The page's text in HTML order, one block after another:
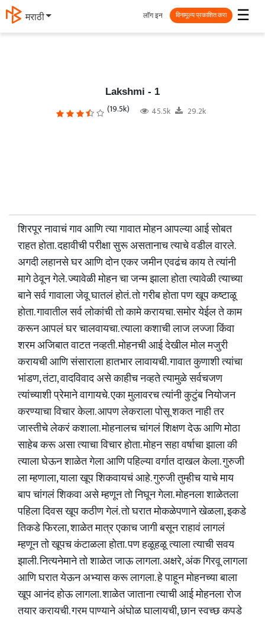
मराठी ☰
लॉग इन विनामूल्य प्रकाशित करा
Lakshmi - 1
(19.5k) 45.5k 29.2k
शिरपूर नावाचं गाव आणि त्या गावात मोहन आपल्या आई सोबत
राहत होता. दहावीची परीक्षा सुरू असतानाच त्याचे वडील वारले.
अगदी लहानसे घर आणि दोन एकर जमीन एवढंच काय ते त्यांनी
मागे ठेवून गेले. ज्यावेळी मोहन चा जन्म झाला होता त्यावेळी त्याच्या
बाने सर्व गावाला जेवू घातलं होतं. तो गरीब होता पण खूप कष्टाळू
होता. गावातील सर्व लोकांची तो कामे करायचा. समोर येईल ते काम
करून आपलं घर चालवायचा. त्याला कशाची लाज लज्जा किंवा
शरम अजिबात वाटत नव्हती. मोहनची आई देखील मोल मजुरी
करायची आणि संसाराला हातभार लावायची. गावात कुणाशी त्यांचा
भांडण, तंटा, वादविवाद असे काहीच नव्हते त्यामुळे सर्वचजण
त्यांच्याशी प्रेमाने वागायचे. एका मुलावरच त्यांनी कुटुंब नियोजन
करण्याचा विचार केला. आपण लेकराला पोसू शकत नाही तर
जास्तीचे लेकरं कशाला. मोहनालच चांगलं शिक्षण देऊ आणि मोठा
साहेब करू असा त्याचा विचार होता. मोहन सहा वर्षाचा झाला की
त्याला घेऊन शाळेत गेला आणि पहिल्या वर्गात दाखल केला. गुरुजी
ला म्हणाला, याला खूप शिकवायचं आहे. गुरुजी तुम्हीच याचे माय
बाप चांगलं शिकवा असे म्हणून तो निघून गेला. मोहनला शाळेतला
पहिला दिवस खूप कठीण गेलं. तो घरात मोकळेपणाने खेळला, इकडे
तिकडे फिरला, शाळेत मात्र एकाच जागी बसून राहावं लागलं
म्हणून तो खूपच कंटाळला होता. पण हळूहळू त्याला त्याची सवय
झाली. नित्यनेमाने तो शाळेत जाऊ लागला. अक्षरे, अंक गिरवू लागला
आणि घरात येऊन अभ्यास करू लागला. हे पाहून मोहनच्या बाला
खूप आनंद होऊ लागला. शाळेत जाताना त्याची आई मोहनला रोज
तयार करायची. गरम पाण्याने अंघोळ घालायची, छान स्वच्छ कपडे